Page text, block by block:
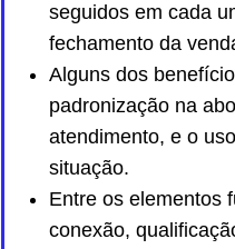
seguidos em cada
fechamento da
Alguns dos
padronização na
atendimento, e o
situação.
Entre os elementos
conexão,